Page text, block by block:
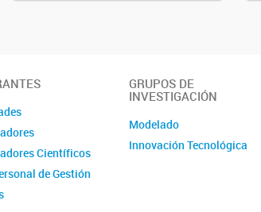
Científicos
de Gestión
GRUPOS DE
INVESTIGACIÓN
Modelado
Innovación Tecnológica